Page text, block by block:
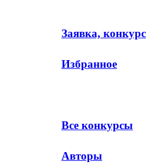
Заявка, конкурс
Избранное
Все конкурсы
Авторы